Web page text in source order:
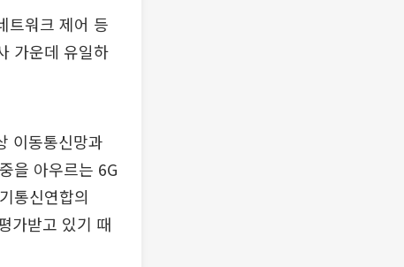
트워크 제어 등
가운데 유일하
이동통신망과
을 아우르는 6G
통신연합의
가받고 있기 때